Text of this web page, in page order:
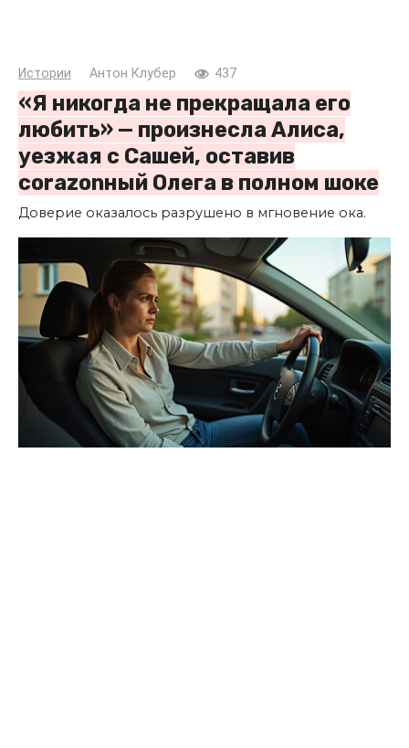
Истории Антон Клубер 437
«Я никогда не прекращала его
любить» — произнесла Алиса,
уезжая с Сашей, оставив
corazonный Олега в полном шоке
Доверие оказалось разрушено в мгновение ока.